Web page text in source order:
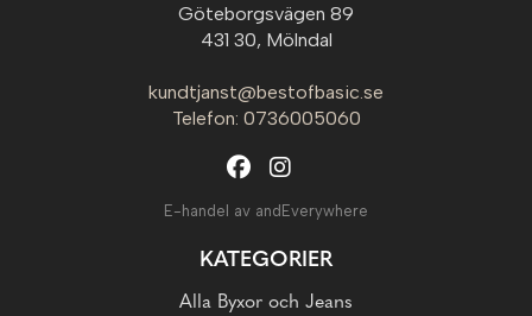
Göteborgsvägen 89
431 30, Mölndal
kundtjanst@bestofbasic.se
Telefon: 0736005060
E-handel av andEverywhere
KATEGORIER
Alla Byxor och Jeans